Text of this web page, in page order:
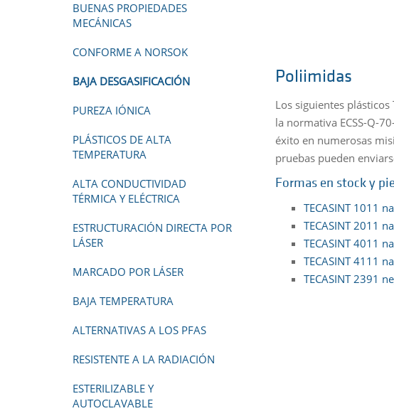
BUENAS PROPIEDADES
MECÁNICAS
CONFORME A NORSOK
BAJA DESGASIFICACIÓN
PUREZA IÓNICA
PLÁSTICOS DE ALTA
TEMPERATURA
ALTA CONDUCTIVIDAD
TÉRMICA Y ELÉCTRICA
ESTRUCTURACIÓN DIRECTA POR
LÁSER
MARCADO POR LÁSER
BAJA TEMPERATURA
ALTERNATIVAS A LOS PFAS
RESISTENTE A LA RADIACIÓN
ESTERILIZABLE Y
AUTOCLAVABLE
Poliimidas
Los siguientes plásticos
la normativa ECSS-Q-
éxito en numerosas
pruebas pueden
Formas en stock y
TECASINT 1011
TECASINT 2011
TECASINT 4011
TECASINT 4111
TECASINT 2391